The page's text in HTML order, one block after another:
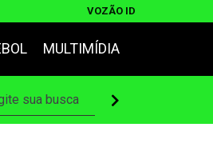
VOZÃO ID
MULTIMÍDIA